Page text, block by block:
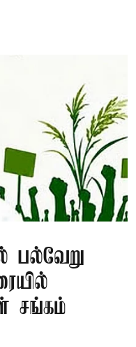
பல்வேறு
சங்கம்